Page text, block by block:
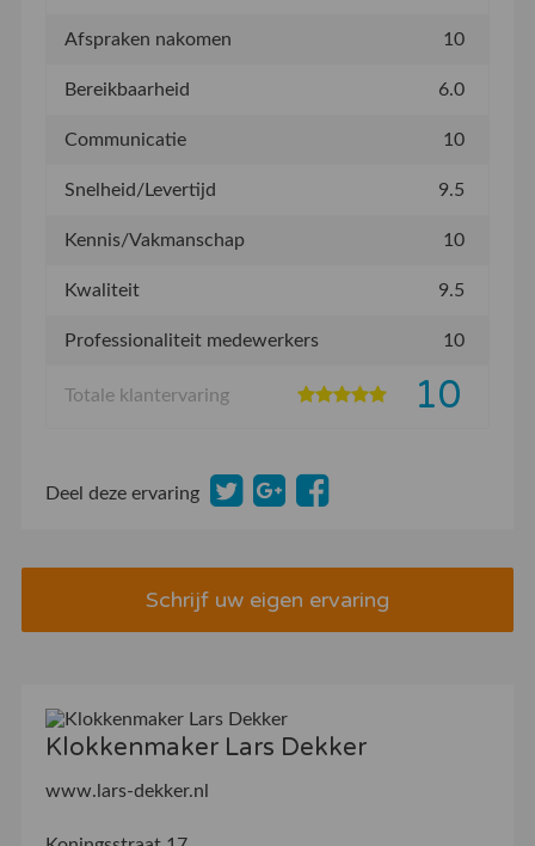
Afspraken nakomen 10
Bereikbaarheid 6.0
Communicatie 10
Snelheid/Levertijd 9.5
Kennis/Vakmanschap 10
Kwaliteit 9.5
Professionaliteit medewerkers 10
Totale klantervaring 10
Deel deze ervaring
Schrijf uw eigen ervaring
Klokkenmaker Lars Dekker
www.lars-dekker.nl